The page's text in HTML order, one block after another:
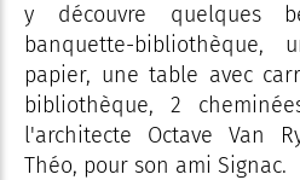
y découvre quelques
banquette-
papier, une table avec
bibliothèque, 2
l'architecte Octave Van
Théo, pour son ami Signac.